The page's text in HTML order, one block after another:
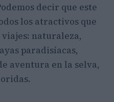
decir que este
los atractivos que
naturaleza,
paradisíacas,
aventura en la selva,